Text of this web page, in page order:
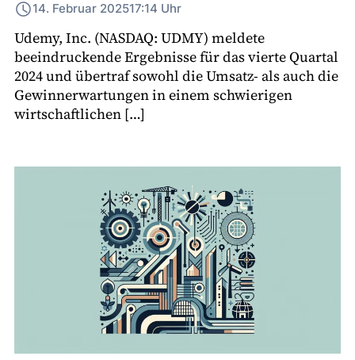
14. Februar 202517:14 Uhr
Udemy, Inc. (NASDAQ: UDMY) meldete
beeindruckende Ergebnisse für das vierte Quartal
2024 und übertraf sowohl die Umsatz- als auch die
Gewinnerwartungen in einem schwierigen
wirtschaftlichen […]